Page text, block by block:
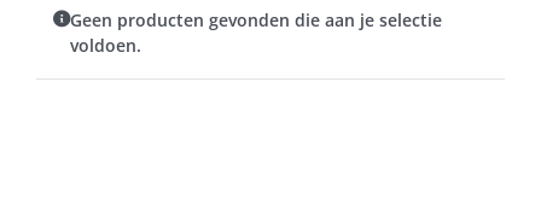
Geen producten gevonden die aan je selectie
voldoen.